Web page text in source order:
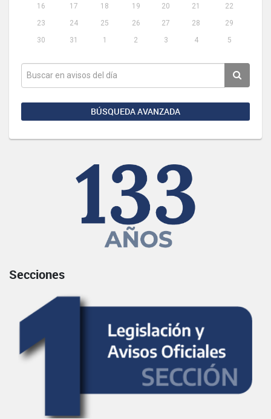
16
17 18 19 20 21
22
23
24 25 26 27 28
29
30
31 1 2 3 4 5
BÚSQUEDA AVANZADA
Secciones